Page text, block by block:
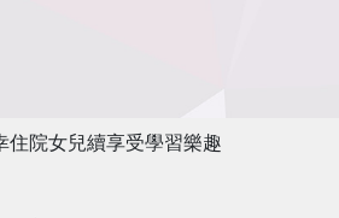
院女兒續享受學習樂趣